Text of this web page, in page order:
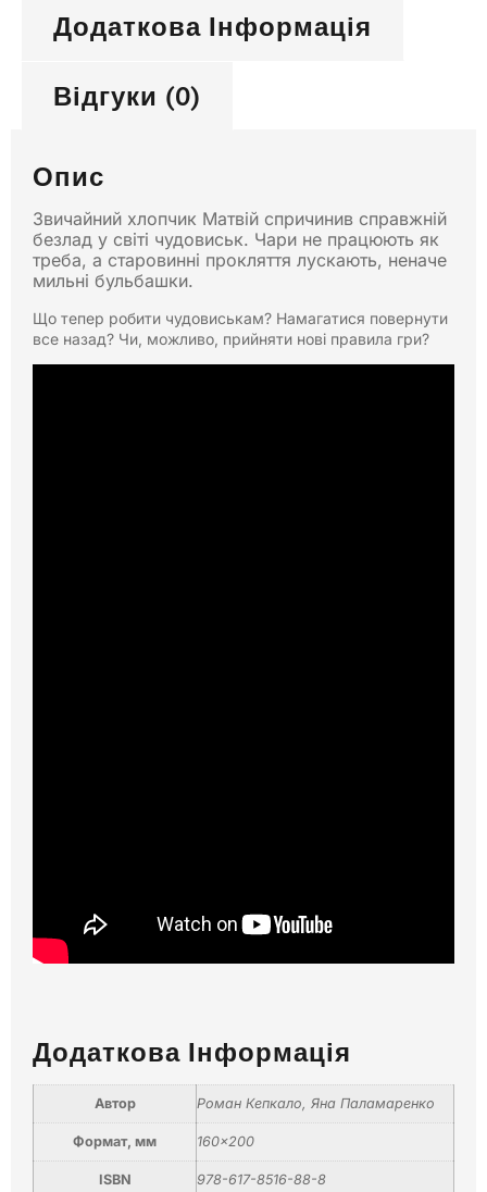
Додаткова Інформація
Відгуки (0)
Опис
Звичайний хлопчик Матвій спричинив справжній
безлад у світі чудовиськ. Чари не працюють як
треба, а старовинні прокляття лускають, неначе
мильні бульбашки.
Що тепер робити чудовиськам? Намагатися повернути
все назад? Чи, можливо, прийняти нові правила гри?
Додаткова Інформація
Автор Роман Кепкало Яна Паламаренко
Формат, мм 160×200
ISBN 978-617-8516-88-8